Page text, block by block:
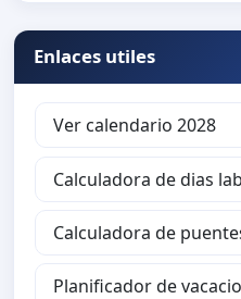
Enlaces utiles
Ver calendario 2028
Calculadora de dias
Calculadora de
Planificador de